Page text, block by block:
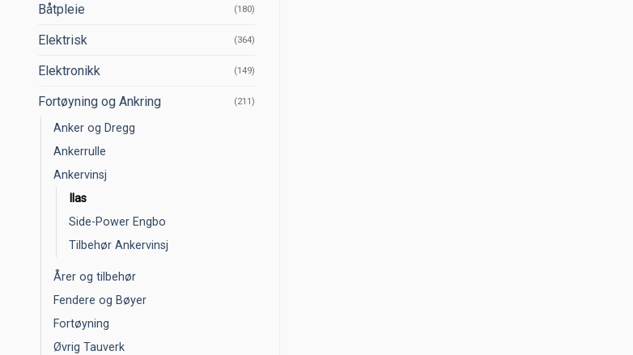
Båtpleie (180)
Elektrisk (364)
Elektronikk (149)
Fortøyning og Ankring (211)
Anker og Dregg
Ankerrulle
Ankervinsj
Ilas
Side-Power Engbo
Tilbehør Ankervinsj
Årer og tilbehør
Fendere og Bøyer
Fortøyning
Øvrig Tauverk